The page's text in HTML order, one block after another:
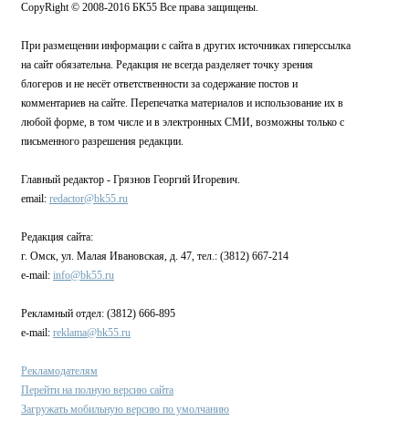
CopyRight © 2008-2016 БК55 Все права защищены.
При размещении информации с сайта в других источниках гиперссылка
на сайт обязательна. Редакция не всегда разделяет точку зрения
блогеров и не несёт ответственности за содержание постов и
комментариев на сайте. Перепечатка материалов и использование их в
любой форме, в том числе и в электронных СМИ, возможны только с
письменного разрешения редакции.
Главный редактор - Грязнов Георгий Игоревич.
email: redactor@bk55.ru
Редакция сайта:
г. Омск, ул. Малая Ивановская, д. 47, тел.: (3812) 667-214
e-mail: info@bk55.ru
Рекламный отдел: (3812) 666-895
e-mail: reklama@bk55.ru
Рекламодателям
Перейти на полную версию сайта
Загружать мобильную версию по умолчанию